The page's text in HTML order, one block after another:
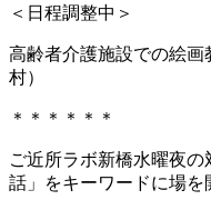
＜日程調整中＞
高齢者介護施設での絵画
村）
＊＊＊＊＊＊
ご近所ラボ新橋水曜夜
話」をキーワードに場を